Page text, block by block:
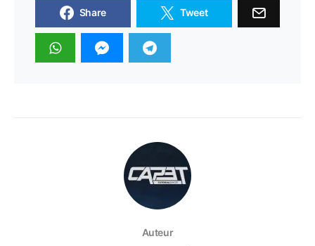
Share Tweet
Auteur